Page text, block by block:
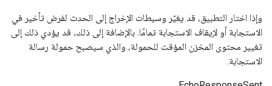
وإذا اختار التطبيق، قد يغيّر وسيطات الإخراج إلى الحدث لفرض تأخير في
الاستجابة أو لإيقاف الاستجابة تمامًا. بالإضافة إلى ذلك، قد يؤدي ذلك إلى
تغيير محتوى المخزن المؤقت للحمولة، والذي سيصبح حمولة رسالة
الاستجابة.